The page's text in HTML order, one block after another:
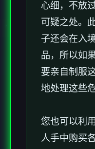
心细，不放
可疑之处。
子还会在入
品，所以如
要亲自制服
地处理这些
您也可以利
人手中购买